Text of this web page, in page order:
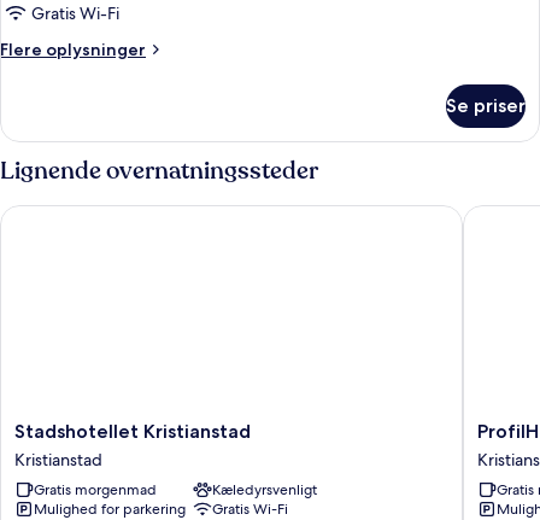
Gratis Wi-Fi
Flere oplysninger
Flere
Se priser
Lignende overnatningssteder
Stadshotellet
Kristianstad
Kristianstad
Stadshotellet Kristianstad
Kristianstad
Gratis morgenmad
Kæledyrsvenligt
Mulighed for parkering
Gratis Wi-Fi
Stadshotellet Kristianstad
Grand
Gratis